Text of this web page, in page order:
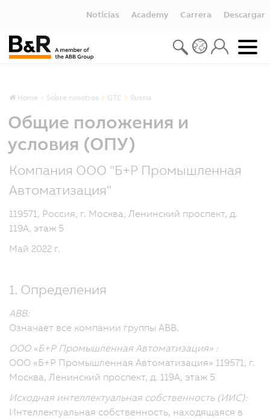
Noticias Academy Carrera Descargar
Home Sobre nosotros GTC Russia
Общие положения и
условия (ОПУ)
Компания ООО "Б+Р Промышленная
Автоматизация"
119571, Россия, г. Москва, Ленинский проспект, д.
119А, этаж 5
Май 2022 г.
1. Определения
ABB:
Означает все компании группы ABB.
ООО «Б+Р Промышленная Автоматизация» :
ООО «Б+Р Промышленная Автоматизация» 119571, г.
Москва, Ленинский проспект, д. 119А, этаж 5
Исходная интеллектуальная собственность (ИИС):
Интеллектуальная собственность, находящаяся в